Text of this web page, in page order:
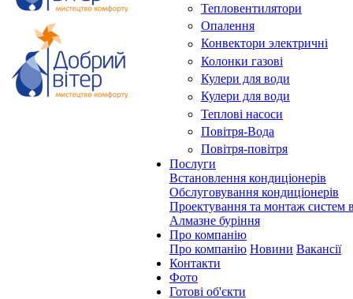
Тепловентилятори
Опалення
Конвектори электричні
Колонки газові
Кулери для води
Кулери для води
Теплові насоси
Повітря-Вода
Повітря-повітря
Послуги
Встановлення кондиціонерів
Обслуговування кондиціонерів
Проектування та монтаж систем
Алмазне буріння
Про компанію
Про компанію Новини Вакансії
Контакти
Фото
Готові об'єкти